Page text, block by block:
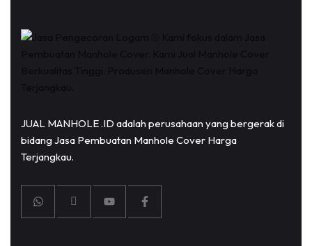
JUAL MANHOLE .ID adalah perusahaan yang bergerak di
bidang Jasa Pembuatan Manhole Cover Harga
Terjangkau.